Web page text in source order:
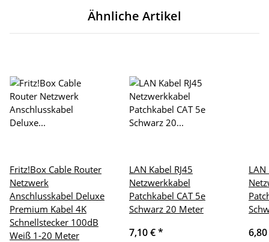
Ähnliche Artikel
Fritz!Box Cable Router
Netzwerk
Anschlusskabel Deluxe
Premium Kabel 4K
Schnellstecker 100dB
Weiß 1-20 Meter
LAN Kabel RJ45
Netzwerkkabel
Patchkabel CAT 5e
Schwarz 20 Meter
7,10 €*
LAN